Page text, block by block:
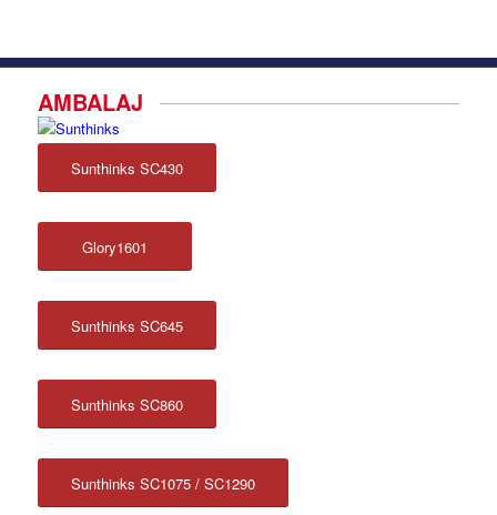
AMBALAJ
Sunthinks SC430
Glory1601
Sunthinks SC645
Sunthinks SC860
Sunthinks SC1075 / SC1290